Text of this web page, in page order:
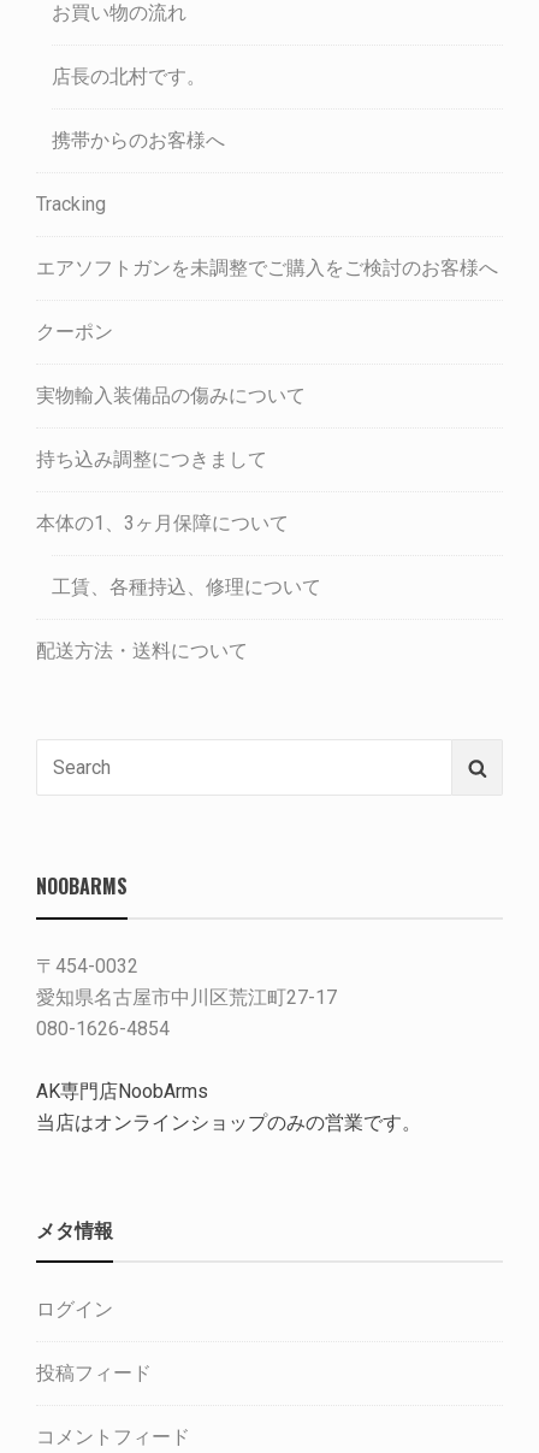
お買い物の流れ
店長の北村です。
携帯からのお客様へ
Tracking
エアソフトガンを未調整でご購入をご検討のお客様へ
クーポン
実物輸入装備品の傷みについて
持ち込み調整につきまして
本体の1、3ヶ月保障について
工賃、各種持込、修理について
配送方法・送料について
NOOBARMS
〒454-0032
愛知県名古屋市中川区荒江町27-17
080-1626-4854
AK専門店NoobArms
当店はオンラインショップのみの営業です。
メタ情報
ログイン
投稿フィード
コメントフィード